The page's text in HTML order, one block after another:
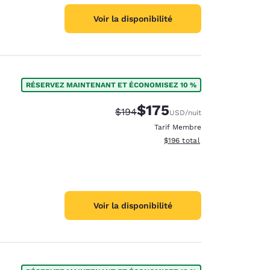
Voir la disponibilité
RÉSERVEZ MAINTENANT ET ÉCONOMISEZ 10 %
Tarif barré :
$194Tarif réduit :
$175USD/nuit
Tarif Membre
Afficher les détails du total
$196 total
Voir la disponibilité